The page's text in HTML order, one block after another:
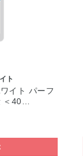
ト
イト パーフ
＜40…